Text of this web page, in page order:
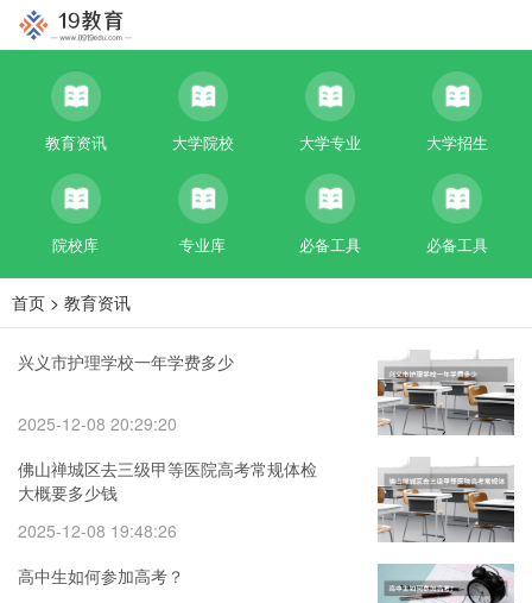
教育资讯 大学院校 大学专业 大学招生
院校库 专业库 必备工具 必备工具
首页 > 教育资讯
兴义市护理学校一年学费多少
2025-12-08 20:29:20
佛山禅城区去三级甲等医院高考常规体检
大概要多少钱
2025-12-08 19:48:26
高中生如何参加高考？